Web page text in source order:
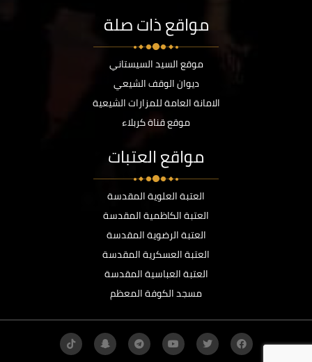
مواقع ذات صلة
موقع السيد السيستاني
ديوان الوقف الشيعي
الامانة العامة للمزارات الشيعية
موقع قناة كربلاء
مواقع العتبات
العتبة العلوية المقدسة
العتبة الكاظمية المقدسة
العتبة الرضوية المقدسة
العتبة العسكرية المقدسة
العتبة العباسية المقدسة
مسجد الكوفة المعظم